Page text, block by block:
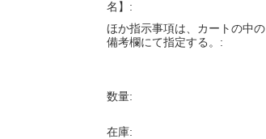
名】:
ほか指示事項は、カートの中の
備考欄にて指定する。:
数量:
在庫: